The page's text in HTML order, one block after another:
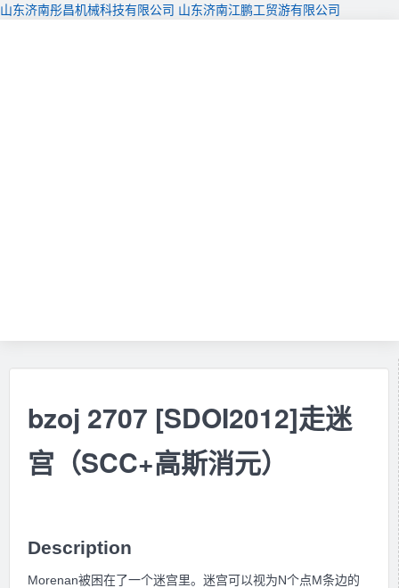
山东济南彤昌机械科技有限公司 山东济南江鹏工贸游有限公司
bzoj 2707 [SDOI2012]走迷
宫（SCC+高斯消元）
Description
Morenan被困在了一个迷宫里。迷宫可以视为N个点M条边的